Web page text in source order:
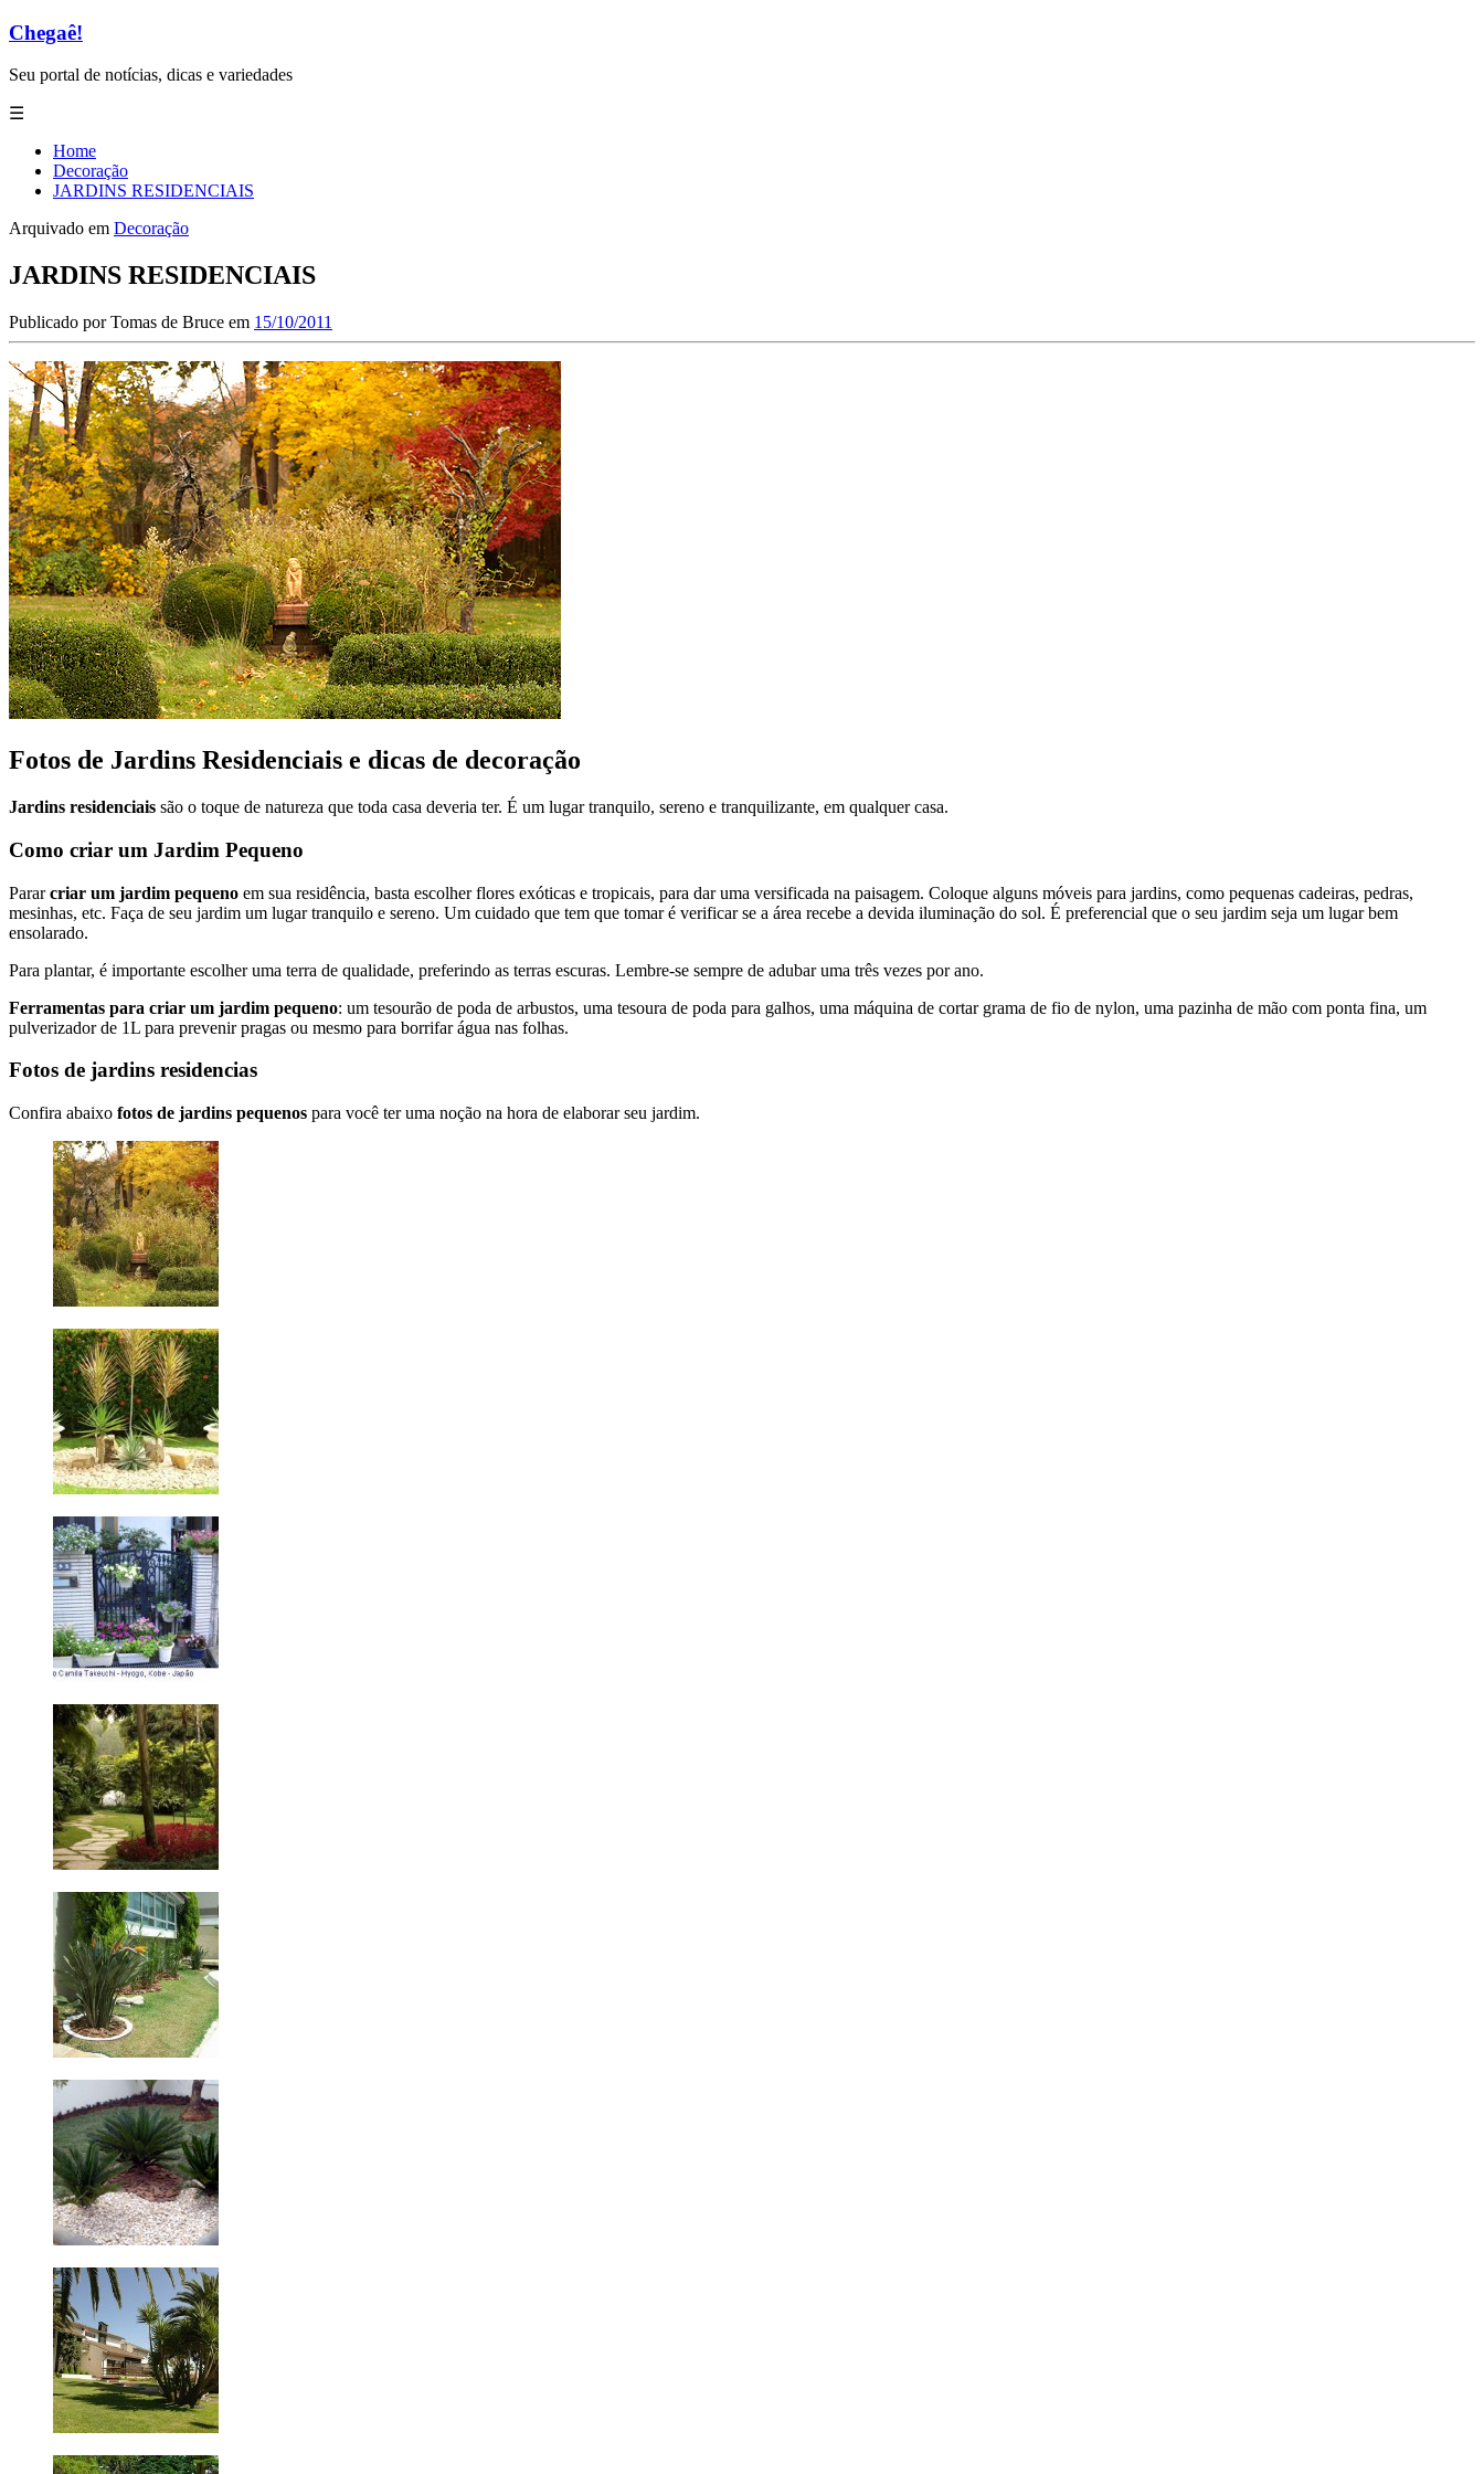
Chegaê!
Seu portal de notícias, dicas e variedades
☰
Home
Decoração
JARDINS RESIDENCIAIS
Arquivado em Decoração
JARDINS RESIDENCIAIS
Publicado porTomas de Bruce em 15/10/2011
Fotos de Jardins Residenciais e dicas de decoração
Jardins residenciais são o toque de natureza que toda casa deveria ter. É um lugar tranquilo, sereno e tranquilizante, em qualquer casa.
Como criar um Jardim Pequeno
Pararcriar um jardim pequeno em sua residência, basta escolher flores exóticas e tropicais, para dar uma versificada na paisagem. Coloque alguns móveis para jardins, como pequenas cadeiras, pedras,
mesinhas, etc. Faça de seu jardim um lugar tranquilo e sereno. Um cuidado que tem que tomar é verificar se a área recebe a devida iluminação do sol. É preferencial que o seu jardim seja um lugar bem
ensolarado.
Para plantar, é importante escolher uma terra de qualidade, preferindo as terras escuras. Lembre-se sempre de adubar uma três vezes por ano.
Ferramentas para criar um jardim pequeno: um tesourão de poda de arbustos, uma tesoura de poda para galhos, uma máquina de cortar grama de fio de nylon, uma pazinha de mão com ponta fina, um
pulverizador de 1L para prevenir pragas ou mesmo para borrifar água nas folhas.
Fotos de jardins residencias
Confira abaixo fotos de jardins pequenos para você ter uma noção na hora de elaborar seu jardim.